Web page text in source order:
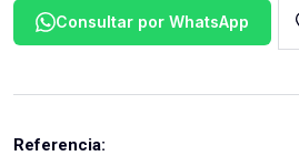
Consultar por WhatsApp
Referencia: